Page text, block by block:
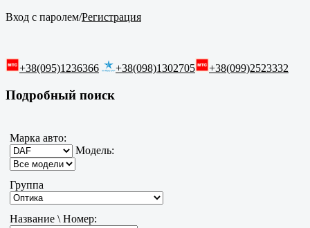
Вход с паролем/Регистрация
+38(095)1236366 +38(098)1302705 +38(099)2523332
Подробный поиск
Марка авто:
Модель:
Группа
Название \ Номер: